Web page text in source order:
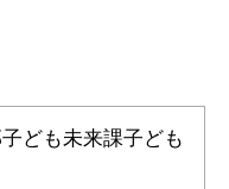
ども未来課子ども